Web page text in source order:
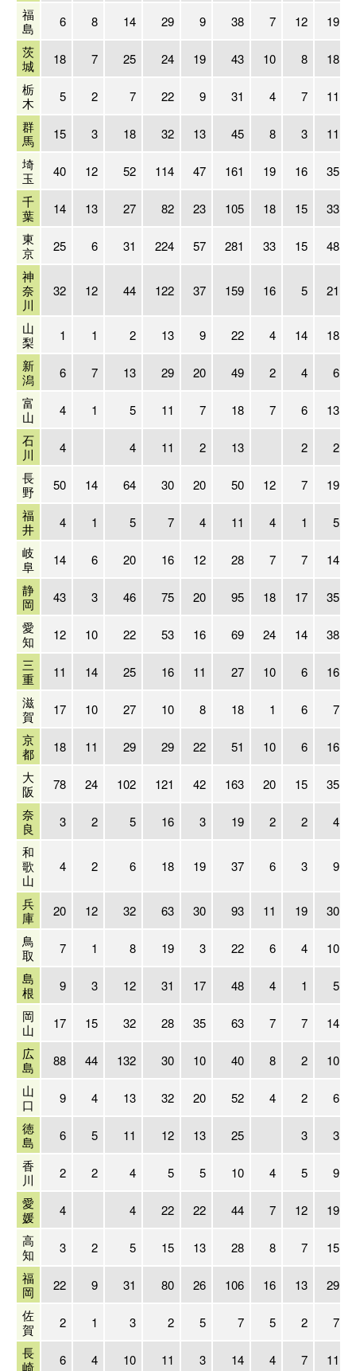
福
島
6 8 14 29 9 38 7 12
19
茨
城
18 7 25 24 19 43 10 8
18
栃
木
5 2 7 22 9 31 4 7
11
群
馬
15 3 18 32 13 45 8 3
11
埼
玉
40 12 52 114 47 161 19 16
35
千
葉
14 13 27 82 23 105 18 15
33
東
京
25 6 31 224 57 281 33 15
48
神
奈
川
32 12 44 122 37 159 16 5 21
山
梨
1 1 2 13 9 22 4 14
18
新
潟
6 7 13 29 20 49 2 4
6
富
山
4 1 5 11 7 18 7 6
13
石
川
4 4 11 2 13 2
2
長
野
50 14 64 30 20 50 12 7
19
福
井
4 1 5 7 4 11 4 1
5
岐
阜
14 6 20 16 12 28 7 7
14
静
岡
43 3 46 75 20 95 18 17
35
愛
知
12 10 22 53 16 69 24 14
38
三
重
11 14 25 16 11 27 10 6
16
滋
賀
17 10 27 10 8 18 1 6
7
京
都
18 11 29 29 22 51 10 6
16
大
阪
78 24 102 121 42 163 20 15
35
奈
良
3 2 5 16 3 19 2 2
4
和
歌
山
4 2 6 18 19 37 6 3 9
兵
庫
20 12 32 63 30 93 11 19
30
鳥
取
7 1 8 19 3 22 6 4
10
島
根
9 3 12 31 17 48 4 1
5
岡
山
17 15 32 28 35 63 7 7
14
広
島
88 44 132 30 10 40 8 2
10
山
口
9 4 13 32 20 52 4 2
6
徳
島
6 5 11 12 13 25 3
3
香
川
2 2 4 5 5 10 4 5
9
愛
媛
4 4 22 22 44 7 12
19
高
知
3 2 5 15 13 28 8 7
15
福
岡
22 9 31 80 26 106 16 13
29
佐
賀
2 1 3 2 5 7 5 2
7
長
崎
6 4 10 11 3 14 4 7 11